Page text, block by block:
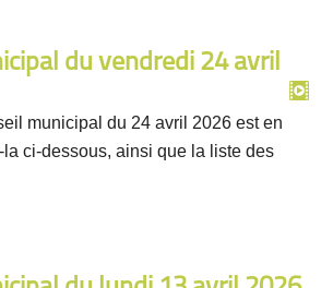
du vendredi 24 avril
municipal du 24 avril 2026 est en
la ci-dessous, ainsi que la liste des